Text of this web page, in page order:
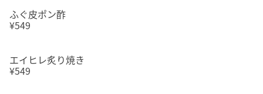
ふぐ皮ポン酢
¥549
エイヒレ炙り焼き
¥549